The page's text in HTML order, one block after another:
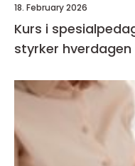
18. February 2026
Kurs i spesialpedagogikk
styrker